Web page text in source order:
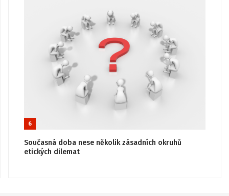
6
Současná doba nese několik zásadních okruhů
etických dilemat